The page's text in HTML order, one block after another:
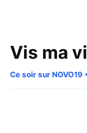
Vis ma
Ce soir sur NOVO19